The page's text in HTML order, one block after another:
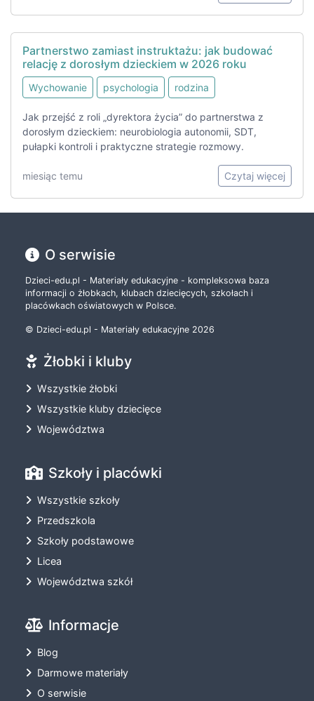
Partnerstwo zamiast instruktażu: jak budować
relację z dorosłym dzieckiem w 2026 roku
Wychowanie psychologia rodzina
Jak przejść z roli „dyrektora życia” do partnerstwa z
dorosłym dzieckiem: neurobiologia autonomii, SDT,
pułapki kontroli i praktyczne strategie rozmowy.
miesiąc temu Czytaj więcej
O serwisie
Dzieci-edu.pl - Materiały edukacyjne - kompleksowa baza
informacji o żłobkach, klubach dziecięcych, szkołach i
placówkach oświatowych w Polsce.
© Dzieci-edu.pl - Materiały edukacyjne 2026
Żłobki i kluby
Wszystkie żłobki
Wszystkie kluby dziecięce
Województwa
Szkoły i placówki
Wszystkie szkoły
Przedszkola
Szkoły podstawowe
Licea
Województwa szkół
Informacje
Blog
Darmowe materiały
O serwisie